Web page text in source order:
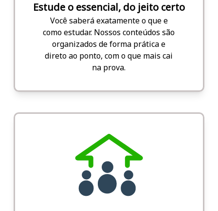
Estude o essencial, do jeito certo
Você saberá exatamente o que e
como estudar. Nossos conteúdos são
organizados de forma prática e
direto ao ponto, com o que mais cai
na prova.